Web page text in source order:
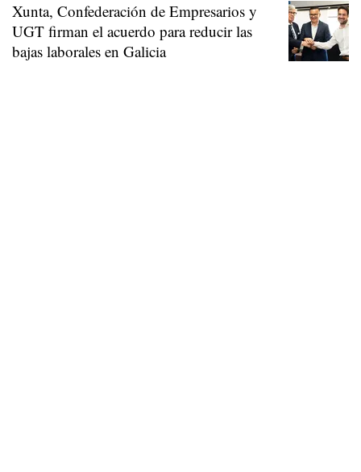
Xunta, Confederación de Empresarios y
UGT firman el acuerdo para reducir las
bajas laborales en Galicia